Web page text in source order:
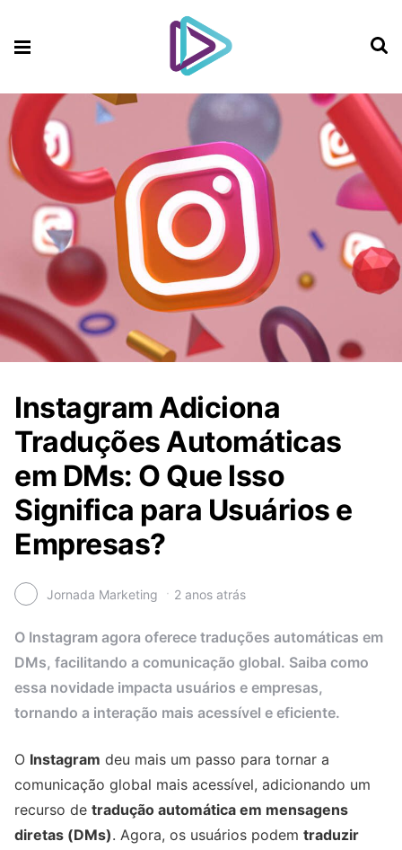
Instagram Adiciona
Traduções Automáticas
em DMs: O Que Isso
Significa para Usuários e
Empresas?
Jornada Marketing 2 anos atrás
O Instagram agora oferece traduções automáticas em
DMs, facilitando a comunicação global. Saiba como
essa novidade impacta usuários e empresas,
tornando a interação mais acessível e eficiente.
O Instagram deu mais um passo para tornar a
comunicação global mais acessível, adicionando um
recurso de tradução automática em mensagens
diretas (DMs). Agora, os usuários podem traduzir